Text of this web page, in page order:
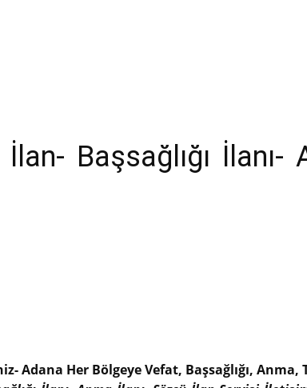
Başsağlığı İlanı-
Adana Her Bölgeye Vefat, Başsağlığı,